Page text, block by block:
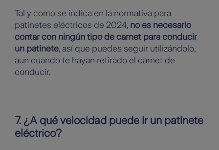
Tal y como se indica en la normativa para
patinetes eléctricos de 2024, no es necesario
contar con ningún tipo de carnet para conducir
un patinete, así que puedes seguir utilizándolo,
aun cuando te hayan retirado el carnet de
conducir.
7. ¿A qué velocidad puede ir un patinete
eléctrico?